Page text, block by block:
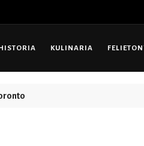
KULINARIA